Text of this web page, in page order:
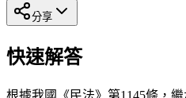
分享
快速解答
根據我國《民法》第1145條，